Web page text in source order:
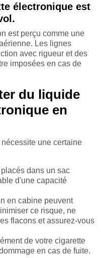
électronique est
est perçu comme une
Les lignes
avec rigueur et des
imposées en cas de
du liquide
en
nécessite une certaine
dans un sac
d'une capacité
en cabine peuvent
ce risque, ne
flacons et assurez-vous
de votre cigarette
en cas de fuite.